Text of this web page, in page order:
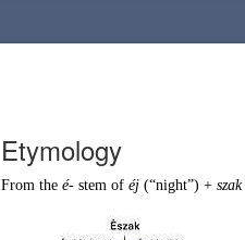
Etymology
From the é- stem of éj (“night”) + szak